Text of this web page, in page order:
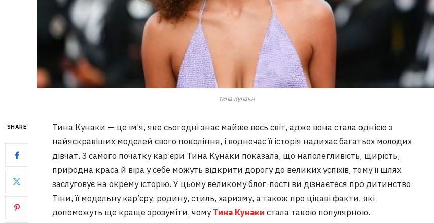
тина кунаки
SHARE
Тина Кунаки — це ім’я, яке сьогодні знає майже весь світ, адже вона стала однією з
найяскравіших моделей свого покоління, і водночас її історія надихає багатьох молодих
дівчат. З самого початку кар’єри Тина Кунаки показала, що наполегливість, щирість,
природна краса й віра у себе можуть відкрити дорогу до великих успіхів, тому її шлях
заслуговує на окрему історію. У цьому великому блог-пості ви дізнаєтеся про дитинство
Тіни, її модельну кар’єру, родину, стиль, харизму, а також про цікаві факти, які
допоможуть ще краще зрозуміти, чомуТина Кунаки стала такою популярною.